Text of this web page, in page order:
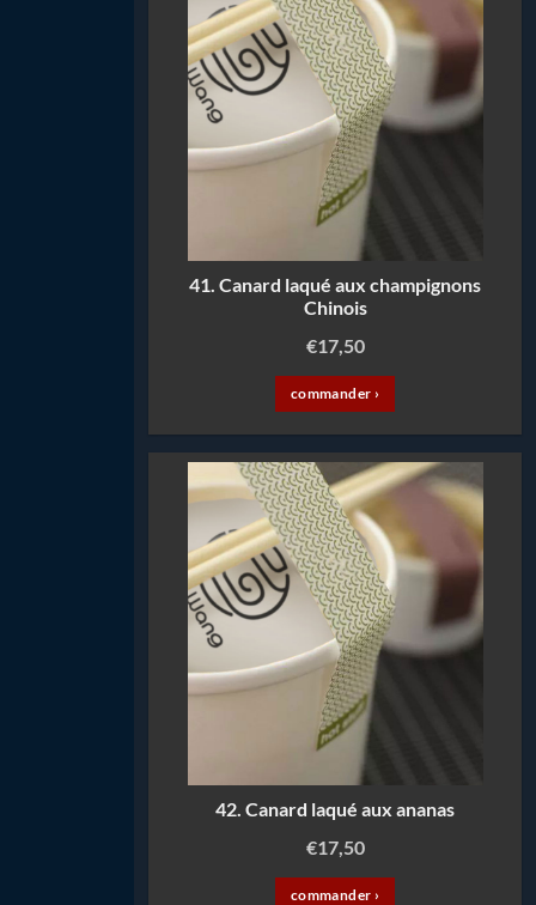
41. Canard laqué aux champignons
Chinois
€17,50
commander ›
42. Canard laqué aux ananas
€17,50
commander ›